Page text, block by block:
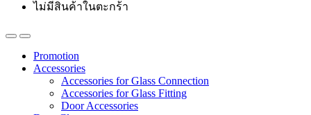
ไม่มีสินค้าในตะกร้า
Promotion
Accessories
Accessories for Glass Connection
Accessories for Glass Fitting
Door Accessories